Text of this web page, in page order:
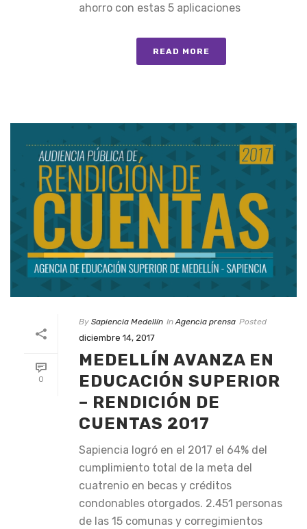
ahorro con estas 5 aplicaciones
READ MORE
0
By Sapiencia Medellín In Agencia prensa Posted
diciembre 14, 2017
MEDELLÍN AVANZA EN
EDUCACIÓN SUPERIOR
– RENDICIÓN DE
CUENTAS 2017
Sapiencia logró en el 2017 el 64% del
cumplimiento total de la meta del
cuatrenio en becas y créditos
condonables otorgados. 2.451 personas
de las 15 comunas y corregimientos